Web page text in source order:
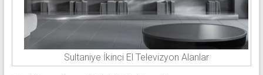
Sultaniye İkinci El Televizyon Alanlar